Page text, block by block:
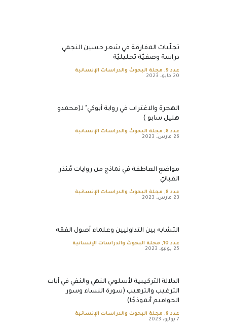
تجلّيات المفارقة في شعر حسين النجمي:
دراسة وصفيّة تحليليّة
عدد 9 , مجلة البحوث والدراسات الإنسانية
20 مايو، 2023
الهجرة والاغتراب في رواية أبوكي" لـ(محمدو
هليل سابو )
عدد 8 , مجلة البحوث والدراسات الإنسانية
26 مارس، 2023
مواضع العاطفة في نماذج من روايات مُنذر
القبانيّ
عدد 8 , مجلة البحوث والدراسات الإنسانية
23 مارس، 2023
التشابه بين التداوليين وعلماء أصول الفقه
عدد 10 , مجلة البحوث والدراسات الإنسانية
25 يوليو، 2023
الدلالة التركيبية لأسلوبي النهي والنفي في آيات
الترغيب والترهيب (سورة النساء وسور
الحواميم أنموذجًا)
عدد 9 , مجلة البحوث والدراسات الإنسانية
7 يوليو، 2023